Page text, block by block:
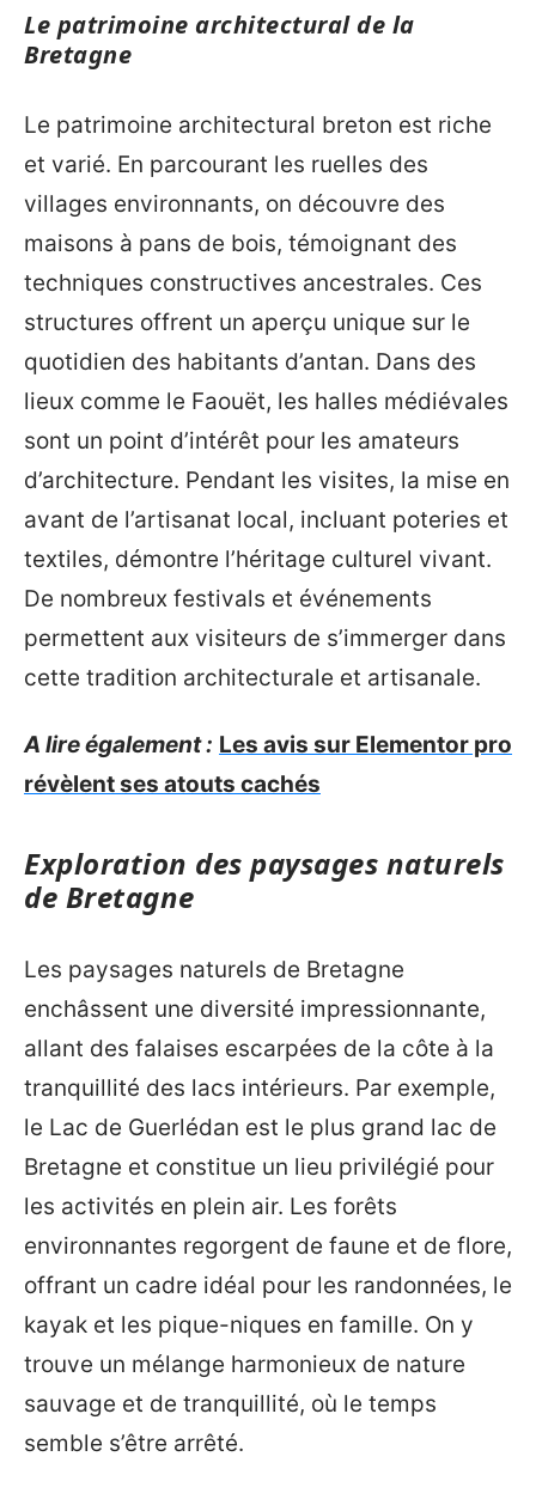
Le patrimoine architectural de la
Bretagne
Le patrimoine architectural breton est riche
et varié. En parcourant les ruelles des
villages environnants, on découvre des
maisons à pans de bois, témoignant des
techniques constructives ancestrales. Ces
structures offrent un aperçu unique sur le
quotidien des habitants d’antan. Dans des
lieux comme le Faouët, les halles médiévales
sont un point d’intérêt pour les amateurs
d’architecture. Pendant les visites, la mise en
avant de l’artisanat local, incluant poteries et
textiles, démontre l’héritage culturel vivant.
De nombreux festivals et événements
permettent aux visiteurs de s’immerger dans
cette tradition architecturale et artisanale.
A lire également : Les avis sur Elementor pro
révèlent ses atouts cachés
Exploration des paysages naturels
de Bretagne
Les paysages naturels de Bretagne
enchâssent une diversité impressionnante,
allant des falaises escarpées de la côte à la
tranquillité des lacs intérieurs. Par exemple,
le Lac de Guerlédan est le plus grand lac de
Bretagne et constitue un lieu privilégié pour
les activités en plein air. Les forêts
environnantes regorgent de faune et de flore,
offrant un cadre idéal pour les randonnées, le
kayak et les pique-niques en famille. On y
trouve un mélange harmonieux de nature
sauvage et de tranquillité, où le temps
semble s’être arrêté.